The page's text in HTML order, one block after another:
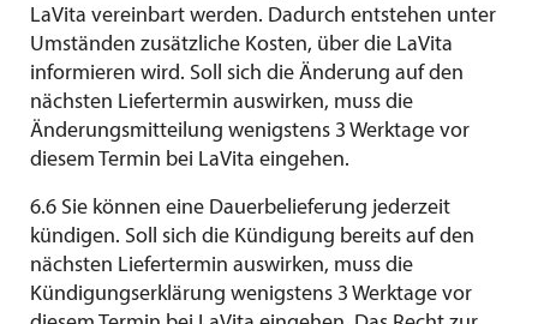
LaVita vereinbart werden. Dadurch entstehen unter
Umständen zusätzliche Kosten, über die LaVita
informieren wird. Soll sich die Änderung auf den
nächsten Liefertermin auswirken, muss die
Änderungsmitteilung wenigstens 3 Werktage vor
diesem Termin bei LaVita eingehen.
6.6 Sie können eine Dauerbelieferung jederzeit
kündigen. Soll sich die Kündigung bereits auf den
nächsten Liefertermin auswirken, muss die
Kündigungserklärung wenigstens 3 Werktage vor